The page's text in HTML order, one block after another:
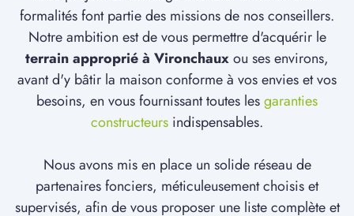
formalités font partie des missions de nos conseillers.
Notre ambition est de vous permettre d'acquérir le
terrain approprié à Vironchauxou ses environs,
avant d'y bâtir la maison conforme à vos envies et vos
besoins, en vous fournissant toutes lesgaranties
constructeurs indispensables.
Nous avons mis en place un solide réseau de
partenaires fonciers, méticuleusement choisis et
supervisés, afin de vous proposer une liste complète et